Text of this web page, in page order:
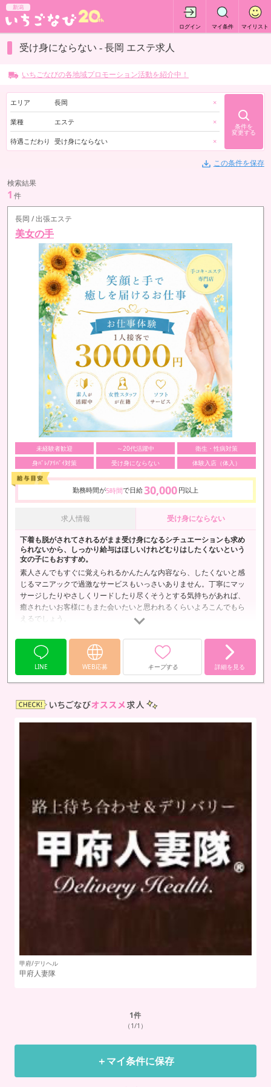
新潟
ログイン マイ条件 マイリスト
受け身にならない - 長岡 エステ求人
いちごなびの各地域プロモーション活動を紹介中！
エリア 長岡 ×
業種 エステ ×
待遇こだわり 受け身にならない ×
条件を
変更する
この条件を保存
検索結果
1 件
長岡 / 出張エステ
美女の手
未経験者歓迎 ～20代活躍中
衛生・性病対策
身ﾊﾞﾚ/ｱﾘﾊﾞｲ対策
受け身にならない 体験入店（体入）
勤務時間が5時間で日給30,000 円以上
求人情報 受け身にならない
下着も脱がされてされるがまま受け身になるシチュエーションも求め
られないから、しっかり給与はほしいけれどむりはしたくないという
女の子にもおすすめ。
素人さんでもすぐに覚えられるかんたんな内容なら、したくないと感
じるマニアックで過激なサービスもいっさいありません。丁寧にマッ
サージしたりやさしくリードしたり尽くそうとする気持ちがあれば、
癒されたいお客様にもまた会いたいと思われるくらいよろこんでもら
えるでしょう。
LINE WEB応募 キープする 詳細を見る
甲府/デリヘル
甲府人妻隊
1件
（1/1）
＋マイ条件に保存